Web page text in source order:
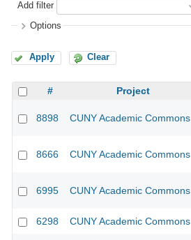
Add filter
Options
Apply Clear
# Project
8898 CUNY Academic Commons
8666 CUNY Academic Commons
6995 CUNY Academic Commons
6298 CUNY Academic Commons